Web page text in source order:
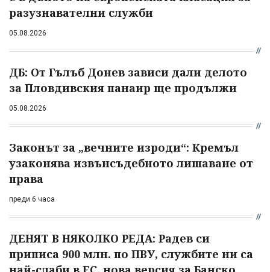
разузнавателни служби
05.08.2026
ДБ: От Гълъб Донев зависи дали делото
за Пловдивския панаир ще продължи
05.08.2026
Законът за „вечните изроди“: Кремъл
узаконява извънсъдебното лишаване от
права
преди 6 часа
ДЕНЯТ В НЯКОЛКО РЕДА: Радев си
приписа 900 млн. по ПВУ, службите ни са